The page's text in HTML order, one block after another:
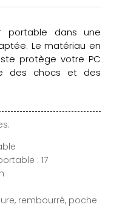
portable dans une
Le matériau en
protège votre PC
des chocs et des
: 17
rembourré, poche